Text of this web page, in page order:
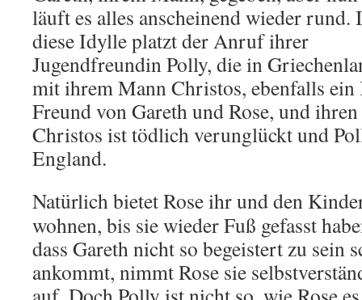
läuft es alles anscheinend wieder rund.
diese Idylle platzt der Anruf ihrer
Jugendfreundin Polly, die in
mit ihrem Mann Christos, ebenfalls
Freund von Gareth und Rose, und
Christos ist tödlich verunglückt und
England.
Natürlich bietet Rose ihr und den
wohnen, bis sie wieder Fuß gefasst
dass Gareth nicht so begeistert zu sein
ankommt, nimmt Rose sie